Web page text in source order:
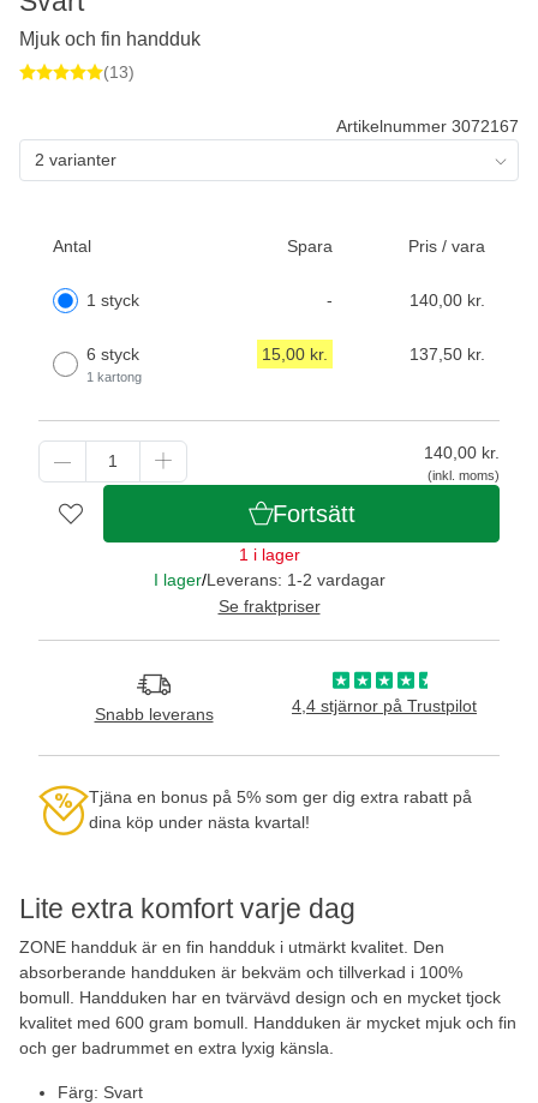
Lite extra komfort varje dag
ZONE handduk är en fin handduk i utmärkt kvalitet. Den
absorberande handduken är bekväm och tillverkad i 100%
bomull. Handduken har en tvärvävd design och en mycket tjock
kvalitet med 600 gram bomull. Handduken är mycket mjuk och fin
och ger badrummet en extra lyxig känsla.
Färg: Svart
Artikelnummer 3072167
2 varianter
Antal Spara Pris / vara
1 styck - 140,00 kr.
6 styck
1 kartong
15,00 kr. 137,50 kr.
140,00 kr.
(inkl. moms)
Fortsätt
1 i lager
I lager/Leverans: 1-2 vardagar
Se fraktpriser
Snabb leverans 4,4 stjärnor på Trustpilot
Tjäna en bonus på 5% som ger dig extra rabatt på
dina köp under nästa kvartal!
Mjuk och fin handduk
(13)